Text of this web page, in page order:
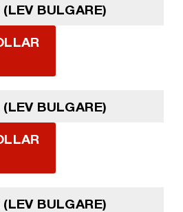
BULGARE)
BULGARE)
BULGARE)